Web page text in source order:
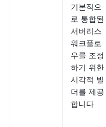
기본적으
로 통합된
서버리스
워크플로
우를 조정
하기 위한
시각적 빌
더를 제공
합니다